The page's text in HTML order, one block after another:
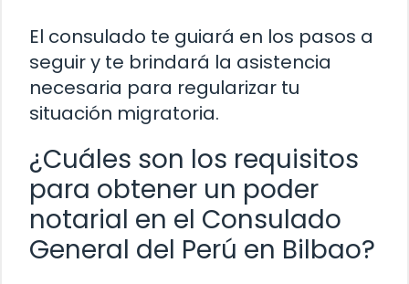
El consulado te guiará en los pasos a
seguir y te brindará la asistencia
necesaria para regularizar tu
situación migratoria.
¿Cuáles son los requisitos
para obtener un poder
notarial en el Consulado
General del Perú en Bilbao?